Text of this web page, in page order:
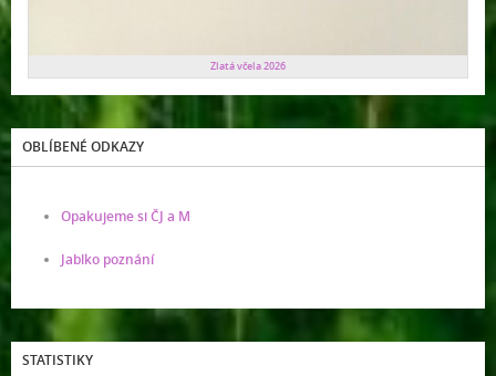
Zlatá včela 2026
OBLÍBENÉ ODKAZY
Opakujeme si ČJ a M
Jablko poznání
STATISTIKY